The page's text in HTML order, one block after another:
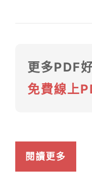
更多PDF
免費線上
閱讀更多